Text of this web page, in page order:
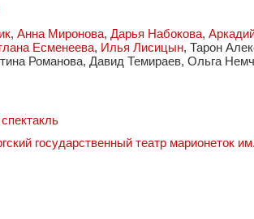
, Анна Миронова, Дарья Набокова,
Есменеева, Илья Лисицын, Тарон
Романова, Давид Темираев, Ольга
государственный театр марионеток